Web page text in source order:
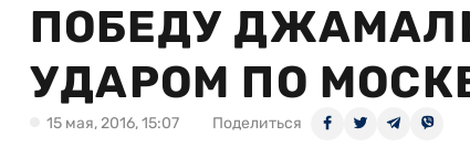
ПОБЕДУ
УДАРОМ ПО
15 мая, 2016, 15:07 Поделиться